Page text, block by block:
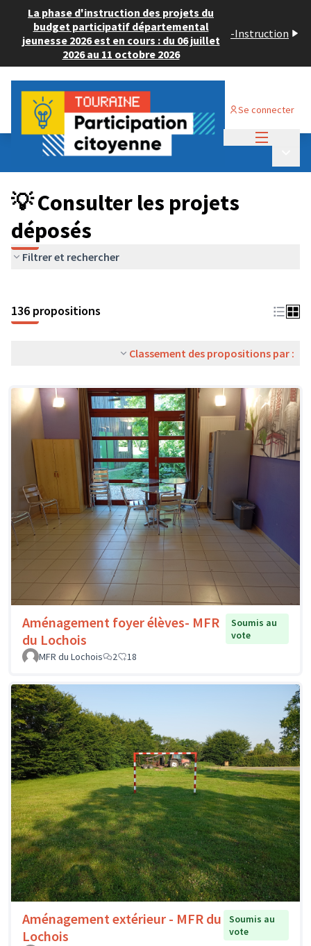
La phase d'instruction des projets du
budget participatif départemental
jeunesse 2026 est en cours : du 06 juillet
2026 au 11 octobre 2026
-Instruction
Se connecter
Budget Participatif JEUNESSE 2024
💡 Consulter les projets déposés
💡 Consulter les projets
déposés
Filtrer et rechercher
136 propositions
Classement des propositions par :
Aménagement foyer élèves- MFR
du Lochois
Soumis au
vote
MFR du Lochois
2 18
Aménagement extérieur - MFR du
Lochois
Soumis au
vote